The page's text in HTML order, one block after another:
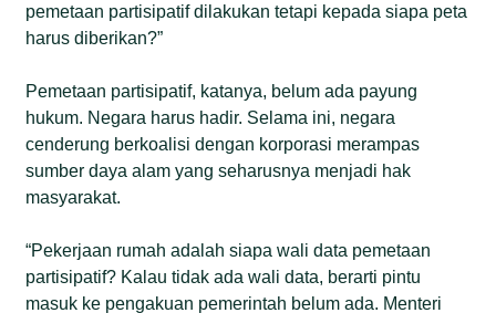
pemetaan partisipatif dilakukan tetapi kepada siapa peta
harus diberikan?”
Pemetaan partisipatif, katanya, belum ada payung
hukum. Negara harus hadir. Selama ini, negara
cenderung berkoalisi dengan korporasi merampas
sumber daya alam yang seharusnya menjadi hak
masyarakat.
“Pekerjaan rumah adalah siapa wali data pemetaan
partisipatif? Kalau tidak ada wali data, berarti pintu
masuk ke pengakuan pemerintah belum ada. Menteri